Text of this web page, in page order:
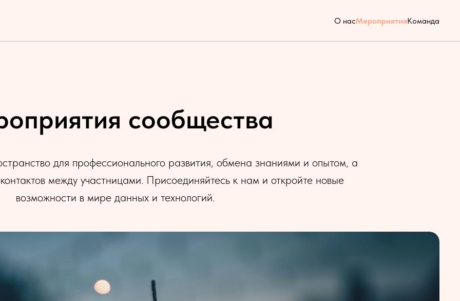
О насМероприятияКоманда
сообщества
для профессионального развития, обмена знаниями и опытом, а
между участницами. Присоединяйтесь к нам и откройте новые
возможности в мире данных и технологий.